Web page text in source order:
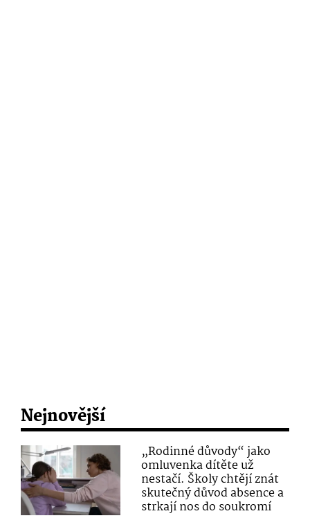
Nejnovější
„Rodinné důvody“ jako
omluvenka dítěte už
nestačí. Školy chtějí znát
skutečný důvod absence a
strkají nos do soukromí